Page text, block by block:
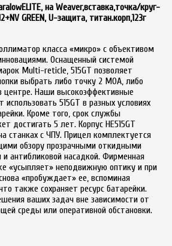
на Weaver,вставка,точка/круг-
GREEN, U-защита, титан.корп,123г
класса «микро» с объективом
Оснащенный системой
Multi-reticle, 515GT позволяет
выбрать либо точку 2 MOA, либо
центре. Наши высокоэффективные
515GT в разных условиях
Кроме того, срок службы
достигать 5 лет. Корпус HE515GT
станках с ЧПУ. Прицел комплектуется
обзору прозрачными откидными
антибликовой насадкой. Фирменная
«усыпляет» неподвижную оптику и при
«пробуждает» ее, вспоминая
также сохраняет ресурс батарейки.
ваших задач вне зависимости от
среды или оперативной обстановки.